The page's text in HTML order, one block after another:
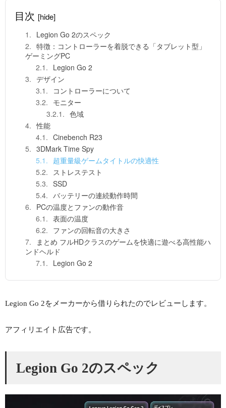
目次 [hide]
Legion Go 2のスペック
特徴：コントローラーを着脱できる「タブレット型」
ゲーミングPC
Legion Go 2
デザイン
コントローラーについて
モニター
色域
性能
Cinebench R23
3DMark Time Spy
超重量級ゲームタイトルの快適性
ストレステスト
SSD
バッテリーの連続動作時間
PCの温度とファンの動作音
表面の温度
ファンの回転音の大きさ
まとめ フルHDクラスのゲームを快適に遊べる高性能ハ
ンドヘルド
Legion Go 2
Legion Go 2をメーカーから借りられたのでレビューします。
アフィリエイト広告です。
Legion Go 2のスペック